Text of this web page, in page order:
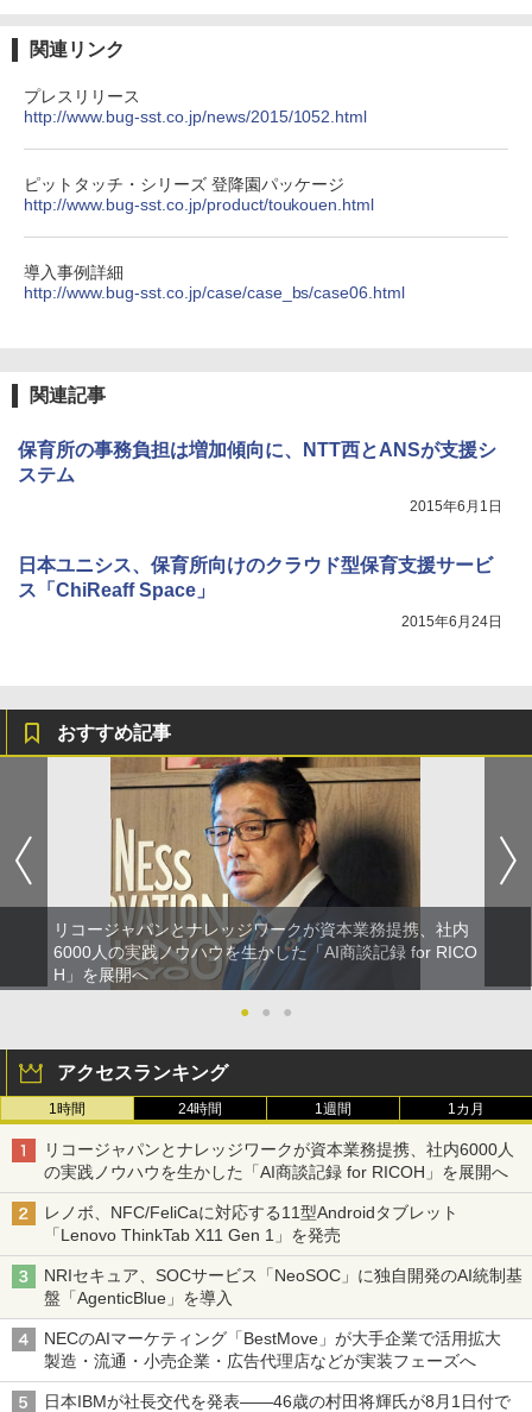
関連リンク
プレスリリース
http://www.bug-sst.co.jp/news/2015/1052.html
ピットタッチ・シリーズ 登降園パッケージ
http://www.bug-sst.co.jp/product/toukouen.html
導入事例詳細
http://www.bug-sst.co.jp/case/case_bs/case06.html
関連記事
保育所の事務負担は増加傾向に、NTT西とANSが支援シ
ステム
2015年6月1日
日本ユニシス、保育所向けのクラウド型保育支援サービ
ス「ChiReaff Space」
2015年6月24日
おすすめ記事
リコージャパンとナレッジワークが資本業務提携、社内
6000人の実践ノウハウを生かした「AI商談記録 for RICO
H」を展開へ
●
● ●
アクセスランキング
1時間 24時間 1週間 1カ月
リコージャパンとナレッジワークが資本業務提携、社内6000人
の実践ノウハウを生かした「AI商談記録 for RICOH」を展開へ
レノボ、NFC/FeliCaに対応する11型Androidタブレット
「Lenovo ThinkTab X11 Gen 1」を発売
NRIセキュア、SOCサービス「NeoSOC」に独自開発のAI統制基
盤「AgenticBlue」を導入
NECのAIマーケティング「BestMove」が大手企業で活用拡大
製造・流通・小売企業・広告代理店などが実装フェーズへ
日本IBMが社長交代を発表――46歳の村田将輝氏が8月1日付で